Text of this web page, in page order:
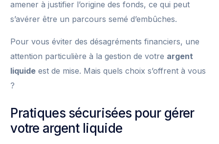
amener à justifier l’origine des fonds, ce qui peut
s’avérer être un parcours semé d’embûches.
Pour vous éviter des désagréments financiers, une
attention particulière à la gestion de votre argent
liquide est de mise. Mais quels choix s’offrent à vous
?
Pratiques sécurisées pour gérer
votre argent liquide